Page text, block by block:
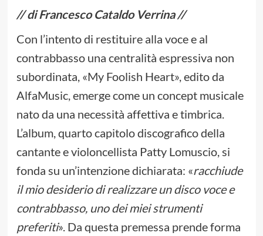
// di Francesco Cataldo Verrina //
Con l’intento di restituire alla voce e al
contrabbasso una centralità espressiva non
subordinata, «My Foolish Heart», edito da
AlfaMusic, emerge come un concept musicale
nato da una necessità affettiva e timbrica.
L’album, quarto capitolo discografico della
cantante e violoncellista Patty Lomuscio, si
fonda su un’intenzione dichiarata: «racchiude
il mio desiderio di realizzare un disco voce e
contrabbasso, uno dei miei strumenti
preferiti». Da questa premessa prende forma